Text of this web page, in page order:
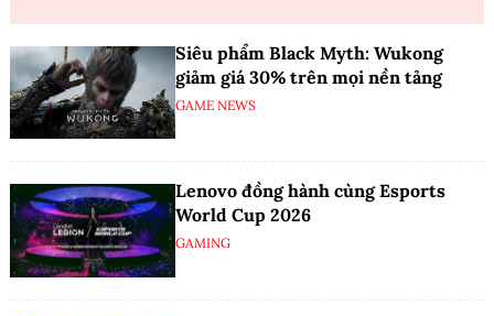
Siêu phẩm Black Myth: Wukong
giảm giá 30% trên mọi nền tảng
GAME NEWS
Lenovo đồng hành cùng Esports
World Cup 2026
GAMING